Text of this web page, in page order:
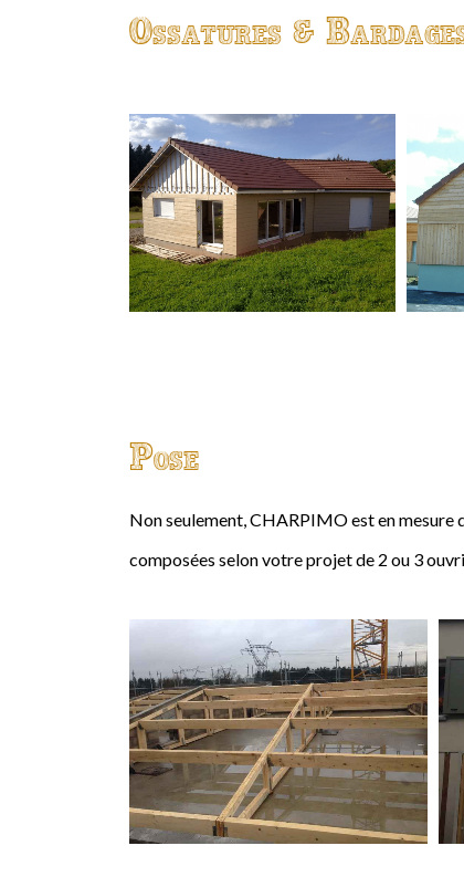
Ossatures &
Pose
Non seulement, CHARPIMO est en
composées selon votre projet de 2 ou 3